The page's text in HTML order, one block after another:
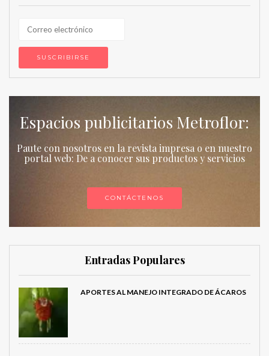
Espacios publicitarios Metroflor:
Paute con nosotros en la revista impresa o en nuestro
portal web: De a conocer sus productos y servicios
CONTÁCTENOS
Entradas Populares
APORTES AL MANEJO INTEGRADO DE ÁCAROS